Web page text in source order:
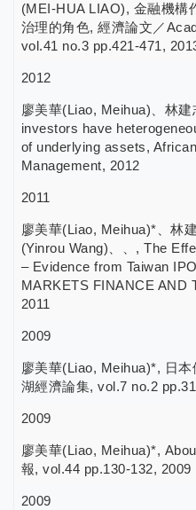
(MEI-HUA LIAO), 金融機構
治理的角色, 經濟論文／
vol.41 no.3 pp.421-471,
2012
廖美華(Liao, Meihua)、林
investors have
of underlying assets,
Management, 2012
2011
廖美華(Liao, Meihua)*、林
(Yinrou Wang)、、, The
– Evidence from Taiwan
MARKETS FINANCE AND
2011
2009
廖美華(Liao, Meihua)*, 日
湖經濟論集, vol.7 no.2
2009
廖美華(Liao, Meihua)*,
報, vol.44 pp.130-132, 2009
2009